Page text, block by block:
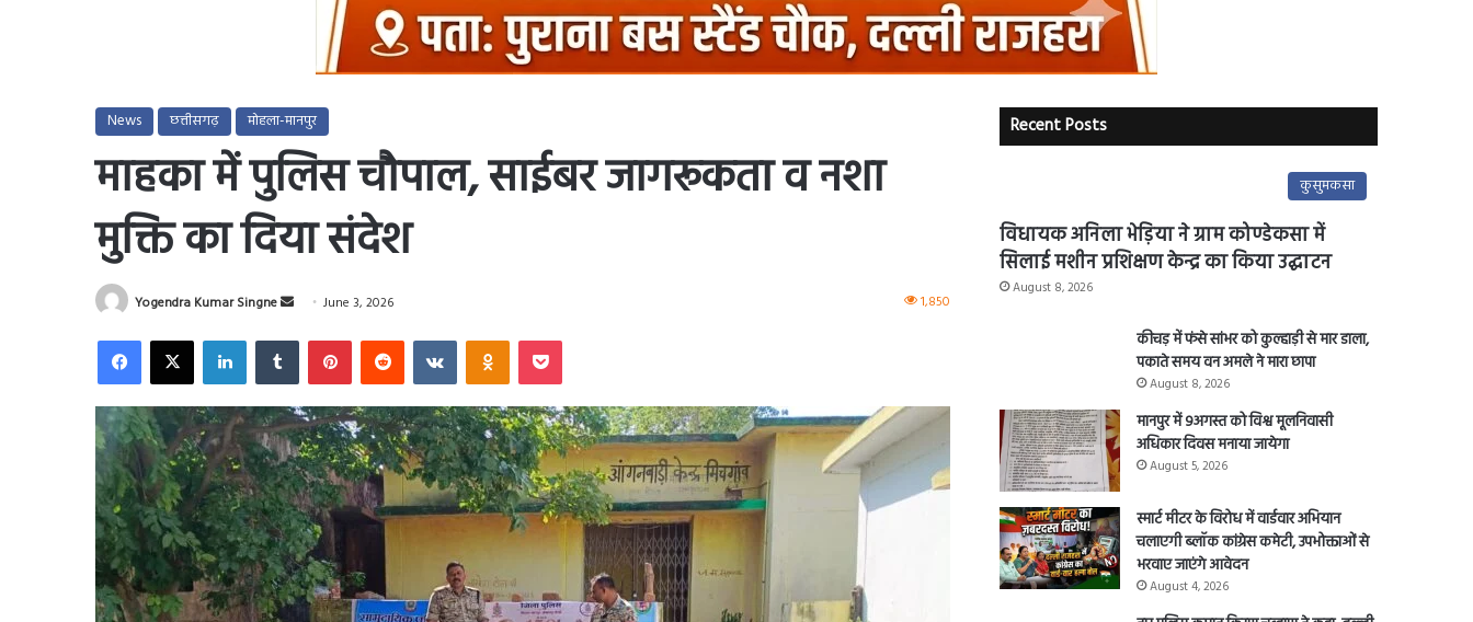
News छत्तीसगढ़ मोहला-मानपुर
माहका में पुलिस चौपाल, साईबर जागरूकता व नशा
मुक्ति का दिया संदेश
Yogendra Kumar Singne
Send
email
June 3, 2026 1,850
Facebook
X LinkedInTumblrPinterestRedditVKontakteOdnoklassniki
Pocket
Recent Posts
कुसुमकसा
विधायक अनिला भेड़िया ने ग्राम कोण्डेकसा में
सिलाई मशीन प्रशिक्षण केन्द्र का किया उद्घाटन
August 8, 2026
कीचड़ में फंसे सांभर को कुल्हाड़ी से मार डाला,
पकाते समय वन अमले ने मारा छापा
August 8, 2026
मानपुर में 9अगस्त को विश्व मूलनिवासी
अधिकार दिवस मनाया जायेगा
August 5, 2026
स्मार्ट मीटर के विरोध में वार्डवार अभियान
चलाएगी ब्लॉक कांग्रेस कमेटी, उपभोक्ताओं से
भरवाए जाएंगे आवेदन
August 4, 2026